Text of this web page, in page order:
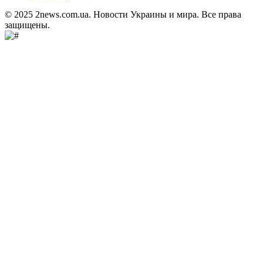
© 2025 2news.com.ua. Новости Украины и мира. Все права
защищены.